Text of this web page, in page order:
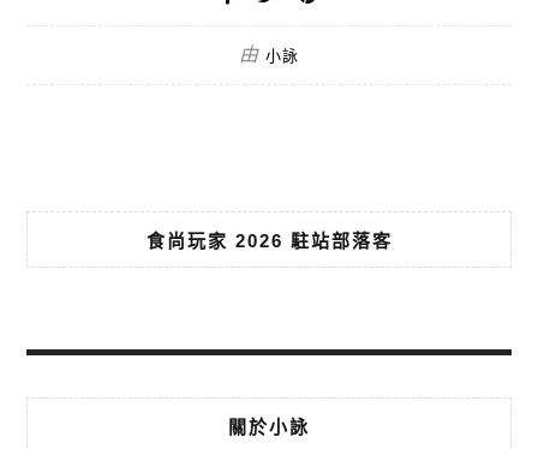
由 小詠
食尚玩家 2026 駐站部落客
關於小詠